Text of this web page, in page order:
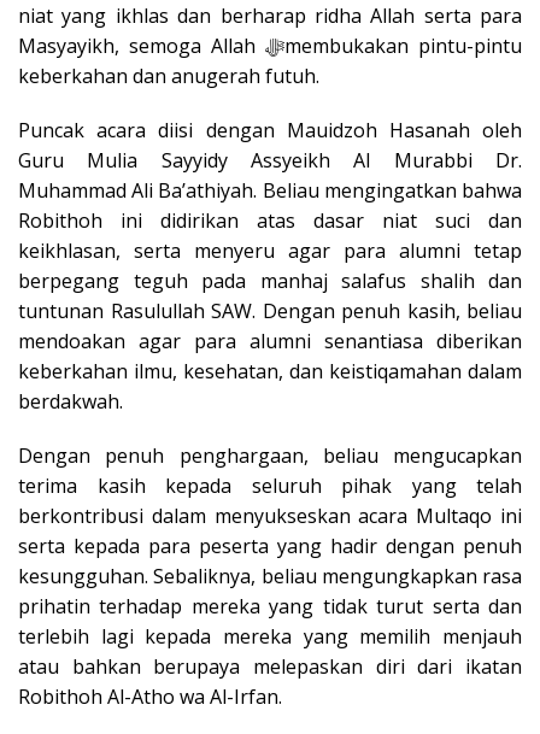
niat yang ikhlas dan berharap ridha Allah serta para
Masyayikh, semoga Allah ﷻmembukakan pintu-pintu
keberkahan dan anugerah futuh.
Puncak acara diisi dengan Mauidzoh Hasanah oleh
Guru Mulia Sayyidy Assyeikh Al Murabbi Dr.
Muhammad Ali Ba’athiyah. Beliau mengingatkan bahwa
Robithoh ini didirikan atas dasar niat suci dan
keikhlasan, serta menyeru agar para alumni tetap
berpegang teguh pada manhaj salafus shalih dan
tuntunan Rasulullah SAW. Dengan penuh kasih, beliau
mendoakan agar para alumni senantiasa diberikan
keberkahan ilmu, kesehatan, dan keistiqamahan dalam
berdakwah.
Dengan penuh penghargaan, beliau mengucapkan
terima kasih kepada seluruh pihak yang telah
berkontribusi dalam menyukseskan acara Multaqo ini
serta kepada para peserta yang hadir dengan penuh
kesungguhan. Sebaliknya, beliau mengungkapkan rasa
prihatin terhadap mereka yang tidak turut serta dan
terlebih lagi kepada mereka yang memilih menjauh
atau bahkan berupaya melepaskan diri dari ikatan
Robithoh Al-Atho wa Al-Irfan.